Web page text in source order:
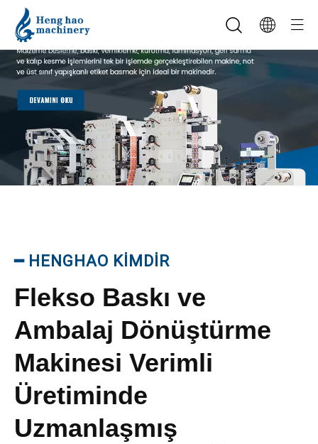
━HENGHAO KİMDİR
Flekso Baskı ve
Ambalaj Dönüştürme
Makinesi Verimli
Üretiminde
Uzmanlaşmış